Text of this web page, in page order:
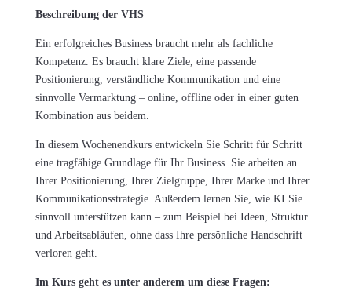
Beschreibung der VHS
Ein erfolgreiches Business braucht mehr als fachliche
Kompetenz. Es braucht klare Ziele, eine passende
Positionierung, verständliche Kommunikation und eine
sinnvolle Vermarktung – online, offline oder in einer guten
Kombination aus beidem.
In diesem Wochenendkurs entwickeln Sie Schritt für Schritt
eine tragfähige Grundlage für Ihr Business. Sie arbeiten an
Ihrer Positionierung, Ihrer Zielgruppe, Ihrer Marke und Ihrer
Kommunikationsstrategie. Außerdem lernen Sie, wie KI Sie
sinnvoll unterstützen kann – zum Beispiel bei Ideen, Struktur
und Arbeitsabläufen, ohne dass Ihre persönliche Handschrift
verloren geht.
Im Kurs geht es unter anderem um diese Fragen: